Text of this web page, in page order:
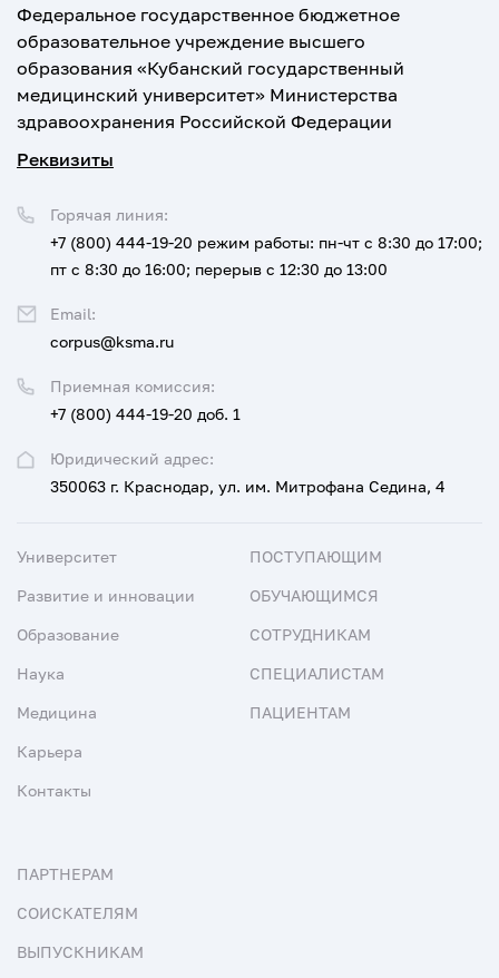
Федеральное государственное бюджетное
образовательное учреждение высшего
образования «Кубанский государственный
медицинский университет» Министерства
здравоохранения Российской Федерации
Реквизиты
Юридический адрес:
350063 г. Краснодар, ул. им. Митрофана Седина, 4
Приемная комиссия:
+7 (800) 444-19-20 доб. 1
Горячая линия:
+7 (800) 444-19-20 режим работы: пн-чт с 8:30 до 17:00;
пт с 8:30 до 16:00; перерыв с 12:30 до 13:00
Email:
corpus@ksma.ru
Университет
Развитие и инновации
Образование
Наука
Медицина
Карьера
Контакты
ПОСТУПАЮЩИМ
ОБУЧАЮЩИМСЯ
СОТРУДНИКАМ
СПЕЦИАЛИСТАМ
ПАЦИЕНТАМ
ПАРТНЕРАМ
СОИСКАТЕЛЯМ
ВЫПУСКНИКАМ